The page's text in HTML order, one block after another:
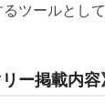
ツールとし
ー掲載内容